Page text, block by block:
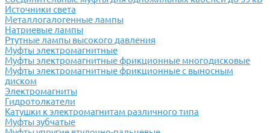
Источники света
Металлогалогенные лампы
Натриевые лампы
Ртутные лампы высокого давления
Муфты электромагнитные
Муфты электромагнитные фрикционные многодисковые
Муфты электромагнитные фрикционные с выносным
диском
Электромагниты
Гидротолкатели
Катушки к электромагнитам различного типа
Муфты зубчатые